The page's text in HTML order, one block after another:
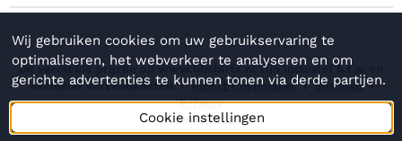
De vermelde prijzen op www.bbshirts.nl zijn inclusief b.t.w en
exclusief verzendkosten. IAlbert CuypmarktISitemapI
Privacy
BBshirts 2025
Wij gebruiken cookies om uw gebruikservaring te
optimaliseren, het webverkeer te analyseren en om
gerichte advertenties te kunnen tonen via derde partijen.
Cookie instellingen